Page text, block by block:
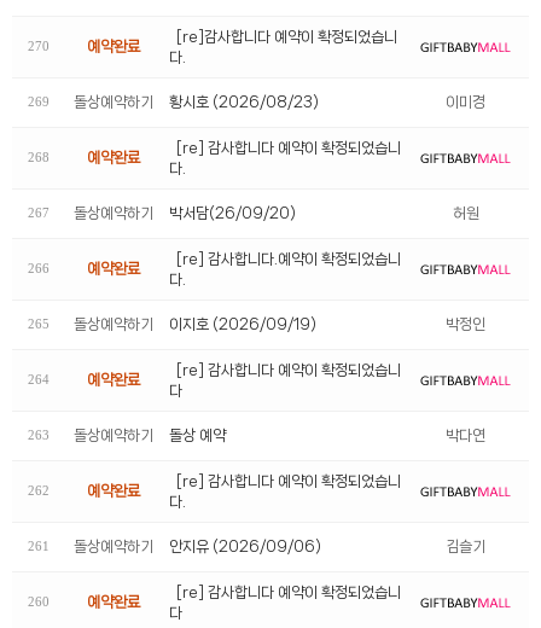
270 예약완료
[re]감사합니다 예약이 확정되었습니
다.
269 돌상예약하기 황시호 (2026/08/23) 이미경
268 예약완료
[re] 감사합니다 예약이 확정되었습니
다.
267 돌상예약하기 박서담(26/09/20) 허원
266 예약완료
[re] 감사합니다.예약이 확정되었습니
다.
265 돌상예약하기 이지호 (2026/09/19) 박정인
264 예약완료
[re] 감사합니다 예약이 확정되었습니
다
263 돌상예약하기 돌상 예약 박다연
262 예약완료
[re] 감사합니다 예약이 확정되었습니
다.
261 돌상예약하기 안지유 (2026/09/06) 김슬기
260 예약완료
[re] 감사합니다 예약이 확정되었습니
다